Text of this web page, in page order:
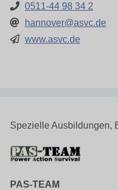
0511-44 98 34 2
hannover@asvc.de
www.asvc.de
Spezielle Ausbildungen,
PAS-TEAM